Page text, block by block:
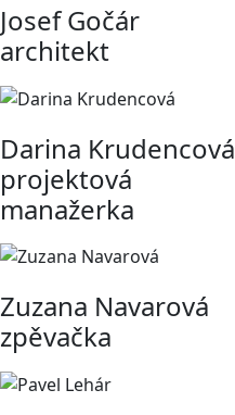
Josef Gočár
architekt
Darina Krudencová
projektová
manažerka
Zuzana Navarová
zpěvačka